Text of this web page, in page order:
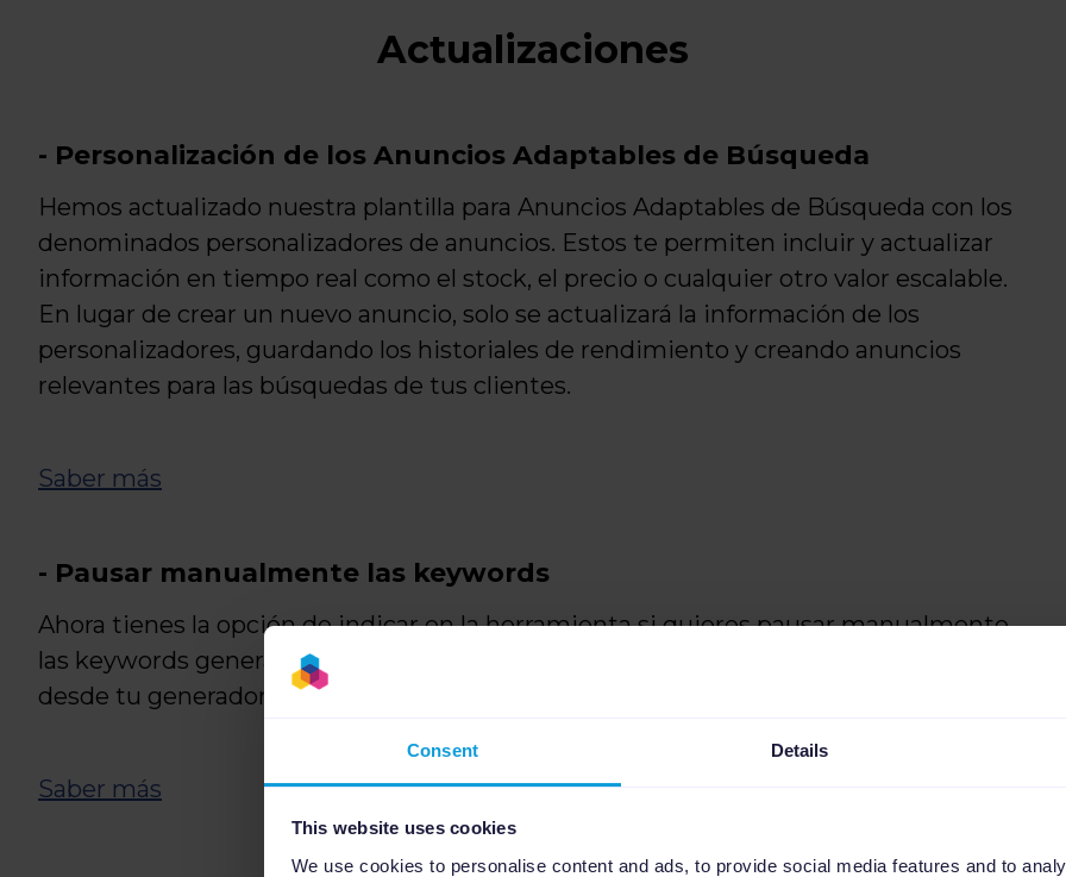
Consent Details
This website uses cookies
We use cookies to personalise content and ads, to provide social media features and to
Actualizaciones
- Personalización de los Anuncios Adaptables de Búsqueda
Hemos actualizado nuestra plantilla para Anuncios Adaptables de Búsqueda con los
denominados personalizadores de anuncios. Estos te permiten incluir y actualizar
información en tiempo real como el stock, el precio o cualquier otro valor escalable.
En lugar de crear un nuevo anuncio, solo se actualizará la información de los
personalizadores, guardando los historiales de rendimiento y creando anuncios
relevantes para las búsquedas de tus clientes.
Saber más
- Pausar manualmente las keywords
Ahora tienes la opción de indicar en la herramienta si quieres pausar manualmente
las keywords generadas dinámicamente en Google Ads y que han sido enviadas
desde tu generador de Channable.
Saber más